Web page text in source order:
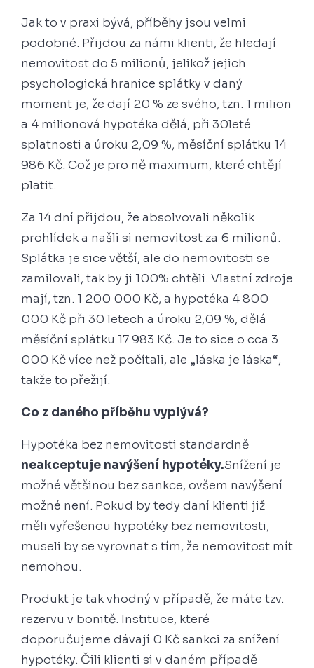
Jak to v praxi bývá, příběhy jsou velmi
podobné. Přijdou za námi klienti, že hledají
nemovitost do 5 milionů, jelikož jejich
psychologická hranice splátky v daný
moment je, že dají 20 % ze svého, tzn. 1 milion
a 4 milionová hypotéka dělá, při 30leté
splatnosti a úroku 2,09 %, měsíční splátku 14
986 Kč. Což je pro ně maximum, které chtějí
platit.
Za 14 dní přijdou, že absolvovali několik
prohlídek a našli si nemovitost za 6 milionů.
Splátka je sice větší, ale do nemovitosti se
zamilovali, tak by ji 100% chtěli. Vlastní zdroje
mají, tzn. 1 200 000 Kč, a hypotéka 4 800
000 Kč při 30 letech a úroku 2,09 %, dělá
měsíční splátku 17 983 Kč. Je to sice o cca 3
000 Kč více než počítali, ale „láska je láska“,
takže to přežijí.
Co z daného příběhu vyplývá?
Hypotéka bez nemovitosti standardně
neakceptuje navýšení hypotéky.Snížení je
možné většinou bez sankce, ovšem navýšení
možné není. Pokud by tedy daní klienti již
měli vyřešenou hypotéky bez nemovitosti,
museli by se vyrovnat s tím, že nemovitost mít
nemohou.
Produkt je tak vhodný v případě, že máte tzv.
rezervu v bonitě. Instituce, které
doporučujeme dávají 0 Kč sankci za snížení
hypotéky. Čili klienti si v daném případě